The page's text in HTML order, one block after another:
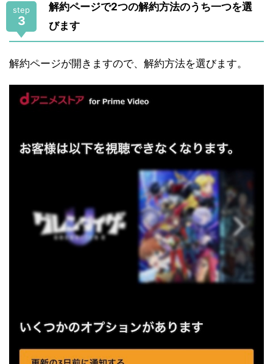
step
3
解約ページで2つの解約方法のうち一つを選
びます
解約ページが開きますので、解約方法を選びます。